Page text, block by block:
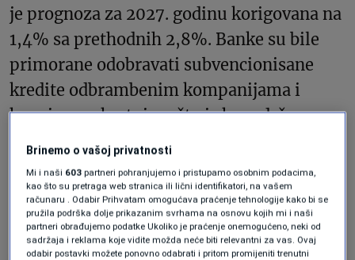
je prognoza za 2027. godinu korigovana na
1,4% sa prethodnih 2,8%. Banke su bile
primorane odobravati subvencionisane
kredite odbrambenim kompanijama i
kupcima nekretnina, što je kroz državne
programe i restrukturiranja kreiralo privid
dinamične ekonomije koji zapravo skriva
duboku nestabilnost.
Brinemo o vašoj privatnosti
Mi i naši 603 partneri pohranjujemo i pristupamo osobnim podacima,
kao što su pretraga web stranica ili lični identifikatori, na vašem
računaru . Odabir Prihvatam omogućava praćenje tehnologije kako bi se
pružila podrška dolje prikazanim svrhama na osnovu kojih mi i naši
partneri obrađujemo podatke Ukoliko je praćenje onemogućeno, neki od
sadržaja i reklama koje vidite možda neće biti relevantni za vas. Ovaj
odabir postavki možete ponovno odabrati i pritom promijeniti trenutni